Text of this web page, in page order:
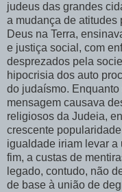
judeus das grandes
a mudança de atitudes
Deus na Terra,
e justiça social, com
desprezados pela
hipocrisia dos auto
do judaísmo.
mensagem causava
religiosos da Judeia,
crescente
igualdade iriam levar a
fim, a custas de
legado, contudo, não
de base à união de